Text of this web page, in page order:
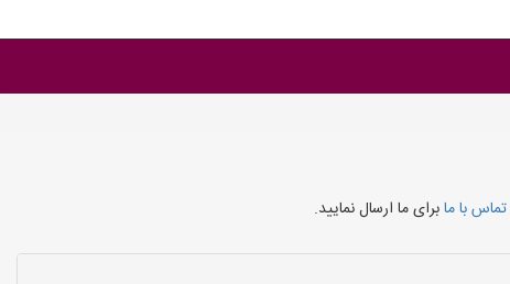
تماس با مابرای ما ارسال نمایید.